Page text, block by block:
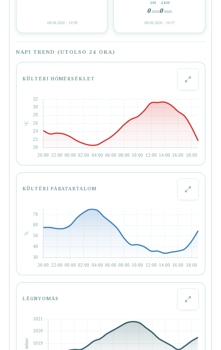
08.08.2026 · 19:58
1H
0mm
24H
0mm
08.08.2026 · 19:57
NAPI TREND (UTOLSÓ 24 ÓRA)
KÜLTÉRI HŐMÉRSÉKLET
KÜLTÉRI PÁRATARTALOM
LÉGNYOMÁS